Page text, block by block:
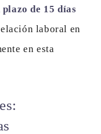
de 15 días
laboral en
en esta